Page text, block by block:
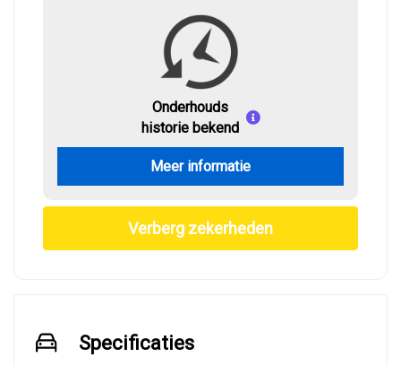
Onderhouds
historie bekend
Meer informatie
Verberg zekerheden
Specificaties